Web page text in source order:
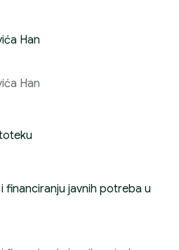
Han
Han
financiranju javnih potreba u